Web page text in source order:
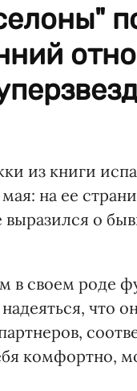
из книги
на ее
выразился о
в своем роде
что
комфортно,